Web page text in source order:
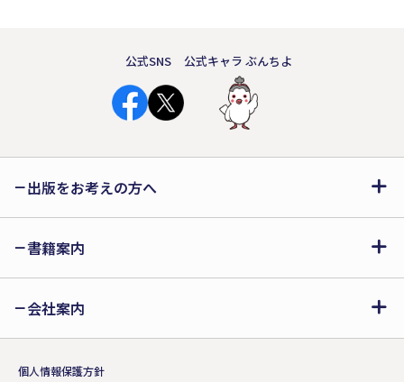
公式SNS 公式キャラ ぶんちよ
出版をお考えの方へ
書籍案内
会社案内
個人情報保護方針